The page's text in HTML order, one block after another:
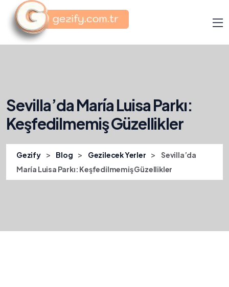
Sevilla’da María Luisa Parkı:
Keşfedilmemiş Güzellikler
Gezify > Blog > Gezilecek Yerler >
Sevilla’da
María Luisa Parkı: Keşfedilmemiş Güzellikler